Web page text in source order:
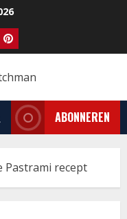
Pinterest
ABONNEREN
Pastrami recept